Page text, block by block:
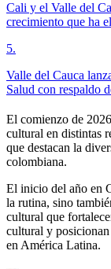
Cali y el Valle del
crecimiento que ha
5.
Valle del Cauca
Salud con respaldo
El comienzo de
cultural en distintas
que destacan la
colombiana.
El inicio del año en
la rutina, sino
cultural que
cultural y
en América Latina.